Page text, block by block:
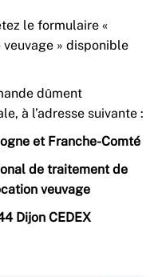
le formulaire «
» disponible
dûment
à l’adresse suivante :
et Franche-Comté
de traitement de
veuvage
Dijon CEDEX